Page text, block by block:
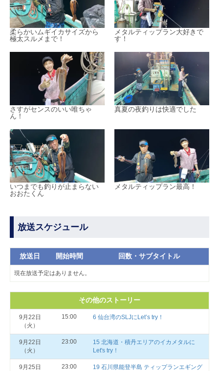
柔らかいムギイカサイズから
極太スルメまで！
メタルティップラン大好きで
す！
さすがセンスのいい唯ちゃ
ん！
真夏の夜釣りは快適でした
いつまでも釣りが止まらない
おおたくん
メタルティップラン最高！
放送スケジュール
放送日 開始時間 回数・サブタイトル
現在放送予定はありません。
その他のストーリー
9月22日
（火）
15:00 6 仙台湾のSLJにLet’s try！
9月22日
（火）
23:00
15 北海道・積丹エリアのイカメタルに
Let's try！
9月25日
23:00
19 石川県能登半島 ティップランエギング